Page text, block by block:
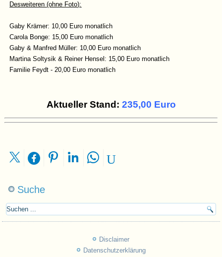
Desweiteren (ohne Foto):
Gaby Krämer: 10,00 Euro monatlich
Carola Bonge: 15,00 Euro monatlich
Gaby & Manfred Müller: 10,00 Euro monatlich
Martina Soltysik & Reiner Hensel: 15,00 Euro monatlich
Familie Feydt - 20,00 Euro monatlich
Aktueller Stand: 235,00 Euro
Suche
Disclaimer
Datenschutzerklärung